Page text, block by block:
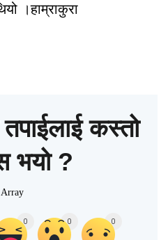
।हाम्राकुरा
कस्तो
भयो ?
Array
0 0 0